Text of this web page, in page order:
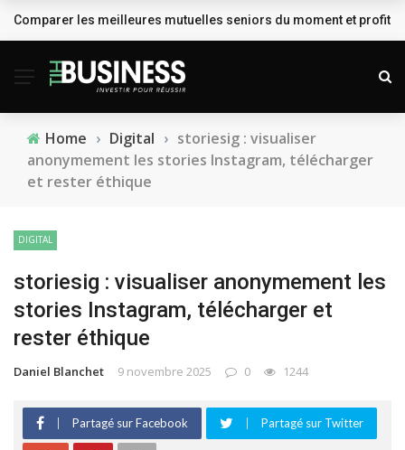
BREAKING NEWS
Comparer les meilleures mutuelles seniors du moment et
Home › Digital › storiesig : visualiser
anonymement les stories Instagram, télécharger
et rester éthique
DIGITAL
storiesig : visualiser anonymement les
stories Instagram, télécharger et
rester éthique
Daniel Blanchet 9 novembre 2025 0 1244
Partagé sur Facebook Partagé sur Twitter